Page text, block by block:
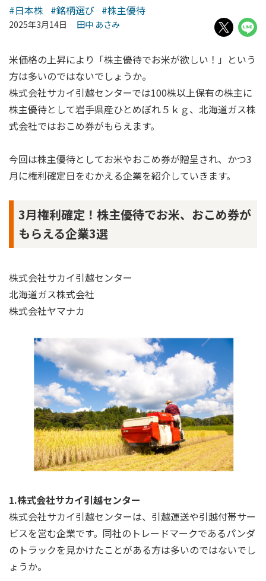
#日本株 #銘柄選び #株主優待
2025年3月14日 田中 あさみ
米価格の上昇により「株主優待でお米が欲しい！」という
方は多いのではないでしょうか。
株式会社サカイ引越センターでは100株以上保有の株主に
株主優待として岩手県産ひとめぼれ５ｋｇ、北海道ガス株
式会社ではおこめ券がもらえます。
今回は株主優待としてお米やおこめ券が贈呈され、かつ3
月に権利確定日をむかえる企業を紹介していきます。
3月権利確定！株主優待でお米、おこめ券が
もらえる企業3選
株式会社サカイ引越センター
北海道ガス株式会社
株式会社ヤマナカ
1.株式会社サカイ引越センター
株式会社サカイ引越センターは、引越運送や引越付帯サー
ビスを営む企業です。同社のトレードマークであるパンダ
のトラックを見かけたことがある方は多いのではないでし
ょうか。